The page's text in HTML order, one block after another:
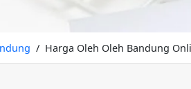
Harga Oleh Oleh Bandung